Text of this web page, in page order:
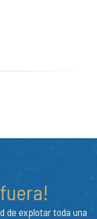
de explotar toda una